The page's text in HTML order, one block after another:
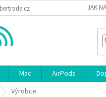
JAK
Mac AirPods
Výrobce